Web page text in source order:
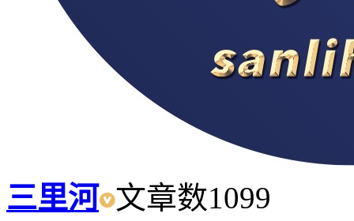
三里河 文章数1099